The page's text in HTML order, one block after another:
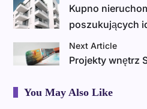
Kupno
poszukujących
Next Article
Projekty wnętrz
You May Also Like